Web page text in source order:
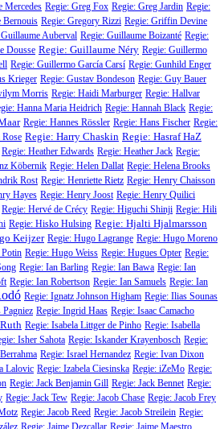
Mercedes Regie: Greg Fox Regie: Greg Jardin Regie:
Bernouis Regie: Gregory Rizzi Regie: Griffin Devine
Auberval Regie: Guillaume Boizanté Regie:
Dousse Regie: Guillaume Néry Regie: Guillermo
Regie: Guillermo García Carsí Regie: Gunhild Enger
Krieger Regie: Gustav Bondeson Regie: Guy Bauer
Morris Regie: Haidi Marburger Regie: Hallvar
Hanna Maria Heidrich Regie: Hannah Black Regie:
Regie: Hannes Rössler Regie: Hans Fischer Regie:
Regie: Harry Chaskin Regie: Hasraf HaZ
Regie: Heather Edwards Regie: Heather Jack Regie:
Köbernik Regie: Helen Dallat Regie: Helena Brooks
Rost Regie: Henriette Rietz Regie: Henry Chaisson
Hayes Regie: Henry Joost Regie: Henry Quilici
Regie: Hervé de Crécy Regie: Higuchi Shinji Regie: Hili
Regie: Hisko Hulsing Regie: Hjalti Hjalmarsson
Keijzer Regie: Hugo Lagrange Regie: Hugo Moreno
Regie: Hugo Weiss Regie: Hugues Opter Regie:
Regie: Ian Barling Regie: Ian Bawa Regie: Ian
Regie: Ian Robertson Regie: Ian Samuels Regie: Ian
Regie: Ignatz Johnson Higham Regie: Ilias Sounas
Pagniez Regie: Ingrid Haas Regie: Isaac Camacho
Regie: Isabela Littger de Pinho Regie: Isabella
Isher Sahota Regie: Iskander Krayenbosch Regie:
Regie: Israel Hernandez Regie: Ivan Dixon
Lalovic Regie: Izabela Ciesinska Regie: iZeMo Regie:
Regie: Jack Benjamin Gill Regie: Jack Bennet Regie:
Regie: Jack Tew Regie: Jacob Chase Regie: Jacob Frey
Regie: Jacob Reed Regie: Jacob Streilein Regie:
Regie: Jaime Dezcallar Regie: Jaime Maestro